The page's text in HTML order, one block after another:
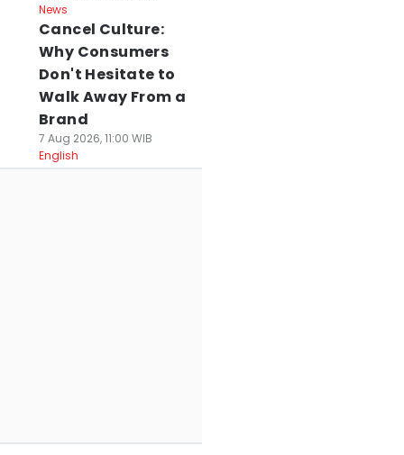
News
Cancel Culture:
Why Consumers
Don't Hesitate to
Walk Away From a
Brand
7 Aug 2026, 11:00 WIB
English